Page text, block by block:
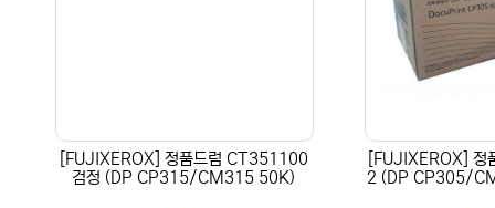
[FUJIXEROX] 정품드럼 CT351100
검정 (DP CP315/CM315 50K)
[FUJIXEROX]
2 (DP CP305/